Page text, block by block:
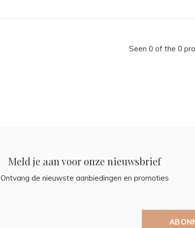
Seen 0 of the 0
Meld je aan voor onze nieuwsbrief
Ontvang de nieuwste aanbiedingen en promoties